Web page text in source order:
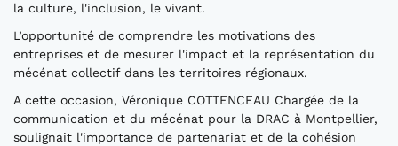
la culture, l'inclusion, le vivant.
L’opportunité de comprendre les motivations des
entreprises et de mesurer l'impact et la représentation du
mécénat collectif dans les territoires régionaux.
A cette occasion, Véronique COTTENCEAU Chargée de la
communication et du mécénat pour la DRAC à Montpellier,
soulignait l'importance de partenariat et de la cohésion